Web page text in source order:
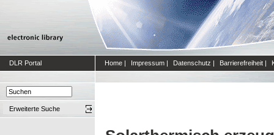
DLR Portal Home | Impressum | Datenschutz | Barrierefreiheit |
Erweiterte Suche